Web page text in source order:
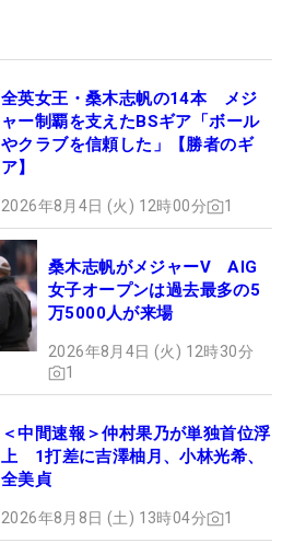
全英女王・桑木志帆の14本 メジ
ャー制覇を支えたBSギア「ボール
やクラブを信頼した」【勝者のギ
ア】
2026年8月4日 (火) 12時00分 1
桑木志帆がメジャーV AIG
女子オープンは過去最多の5
万5000人が来場
2026年8月4日 (火) 12時30分
1
＜中間速報＞仲村果乃が単独首位浮
上 1打差に吉澤柚月、小林光希、
全美貞
2026年8月8日 (土) 13時04分 1